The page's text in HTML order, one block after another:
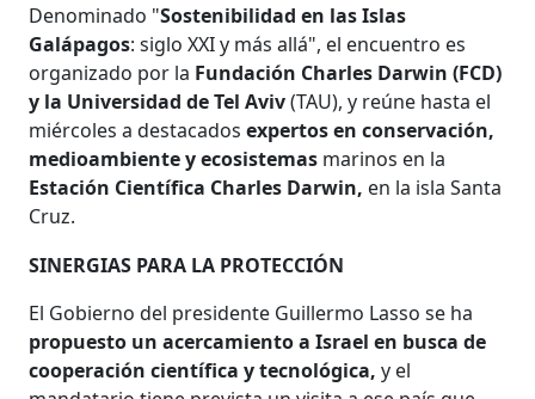
Denominado "Sostenibilidad en las Islas
Galápagos: siglo XXI y más allá", el encuentro es
organizado por la Fundación Charles Darwin (FCD)
y la Universidad de Tel Aviv(TAU), y reúne hasta el
miércoles a destacadosexpertos en conservación,
medioambiente y ecosistemas marinos en la
Estación Científica Charles Darwin, en la isla Santa
Cruz.
SINERGIAS PARA LA PROTECCIÓN
El Gobierno del presidente Guillermo Lasso se ha
propuesto un acercamiento a Israel en busca de
cooperación científica y tecnológica, y el